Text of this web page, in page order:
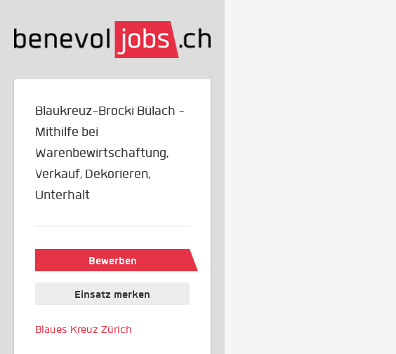
Blaukreuz-Brocki Bülach -
Mithilfe bei
Warenbewirtschaftung,
Verkauf, Dekorieren,
Unterhalt
Bewerben
Einsatz merken
Blaues Kreuz Zürich